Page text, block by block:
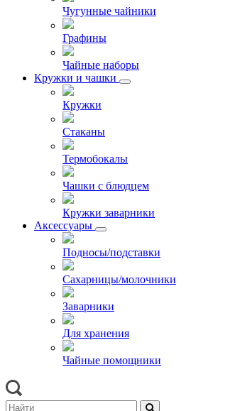
Чугунные чайники
Графины
Чайные наборы
Кружки и чашки
Кружки
Стаканы
Термобокалы
Чашки с блюдцем
Кружки заварники
Аксессуары
Подносы/подставки
Сахарницы/молочники
Заварники
Для хранения
Чайные помощники